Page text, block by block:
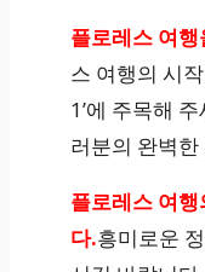
플로레스 여
스 여행의 시
1’에 주목해
러분의 완벽
플로레스 여
다.흥미로운